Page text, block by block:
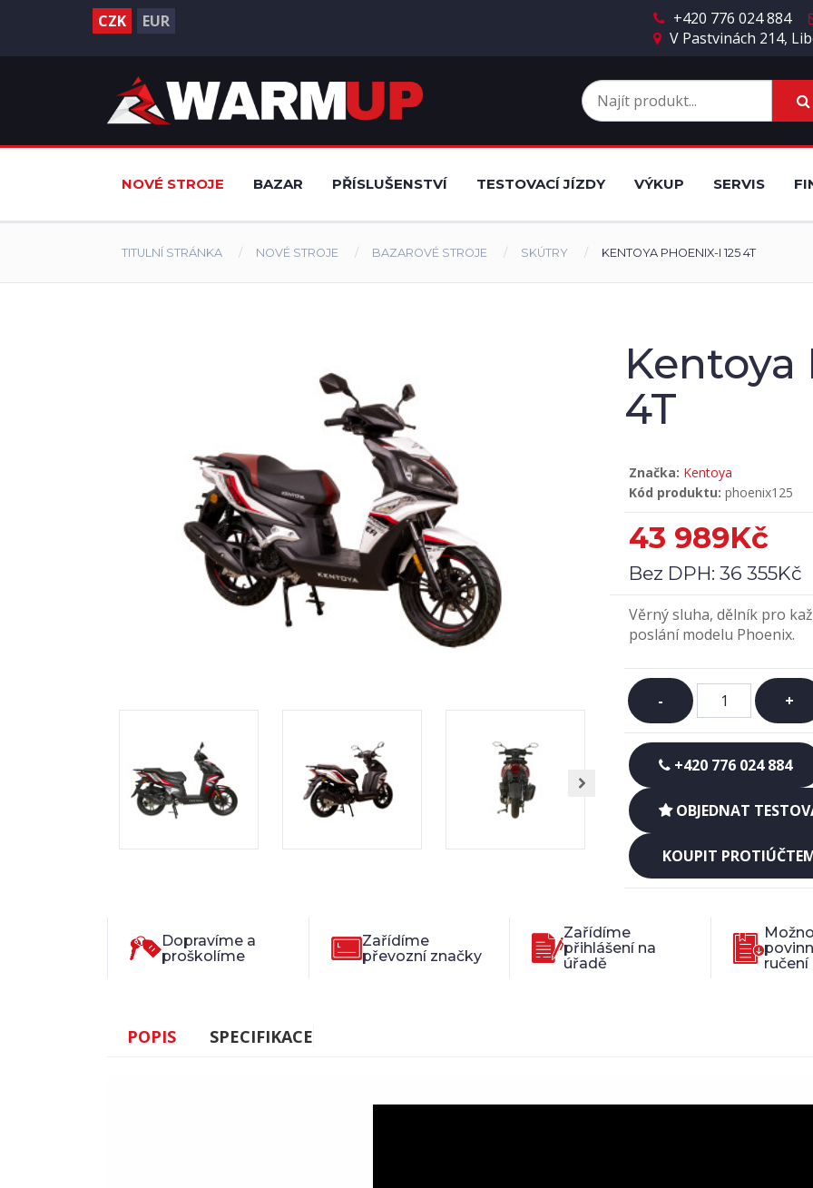
CZK EUR
+420 776 024 884
V Pastvinách 214,
NOVÉ STROJE BAZAR PŘÍSLUŠENSTVÍ TESTOVACÍ JÍZDY VÝKUP SERVIS
TITULNÍ STRÁNKA NOVÉ STROJE BAZAROVÉ STROJE SKÚTRY KENTOYA PHOENIX-I 125 4T
Kentoya
4T
Značka: Kentoya
Kód produktu: phoenix125
43 989Kč
Bez DPH: 36 355Kč
Věrný sluha, dělník pro
poslání modelu Phoenix.
- +
+420 776 024 884
OBJEDNAT
KOUPIT
Dopravíme a
proškolíme
Zařídíme
převozní značky
Zařídíme
přihlášení na
úřadě
ručení
POPIS SPECIFIKACE